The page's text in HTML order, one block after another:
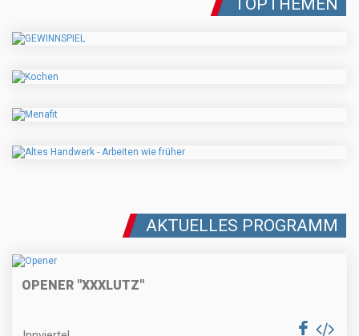
TOPTHEMEN
AKTUELLES PROGRAMM
OPENER "XXXLUTZ"